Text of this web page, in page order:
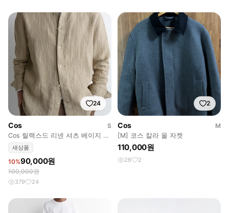
24
Cos
S
Cos 릴랙스드 리넨 셔츠 베이지 스
트라이프
새상품
10%90,000원
100,000원
379 24
2
Cos
M
[M] 코스 칼라 울 자켓
110,000원
26 2